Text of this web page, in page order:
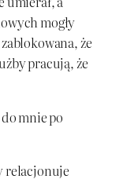
mogły
że
pracują, że
mnie po
relacjonuje